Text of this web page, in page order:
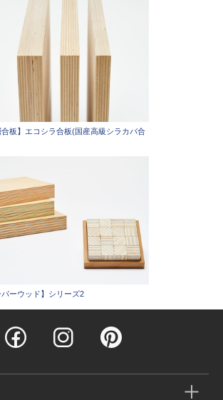
合板】エコシラ合板(国産高級シラカバ合
パーウッド】シリーズ2